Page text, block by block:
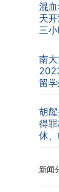
混
天
三
南
留
胡
得
休
新闻